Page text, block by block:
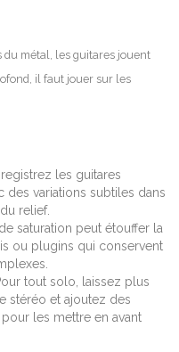
du métal, les guitares jouent
il faut jouer sur les
les guitares
des variations subtiles dans
relief.
saturation peut étouffer la
ou plugins qui conservent
tout solo, laissez plus
stéréo et ajoutez des
les mettre en avant